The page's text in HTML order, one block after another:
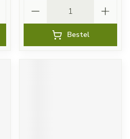
Bestel